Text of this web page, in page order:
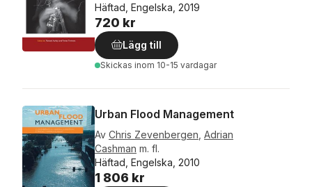
Häftad, Engelska, 2019
720 kr
Lägg till
Skickas inom 10-15 vardagar
Urban Flood Management
Av Chris Zevenbergen Adrian
Cashman m. fl.
Häftad, Engelska, 2010
1 806 kr